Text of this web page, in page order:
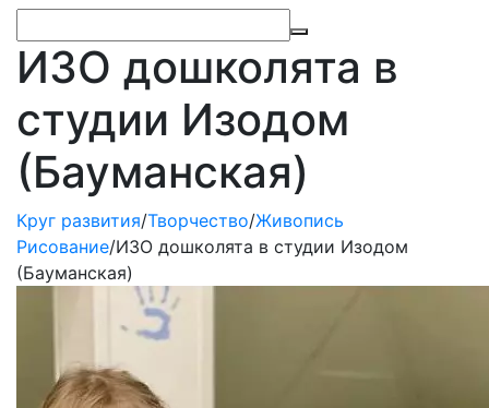
ИЗО дошколята в
студии Изодом
(Бауманская)
Круг развития/Творчество/Живопись
Рисование/ИЗО дошколята в студии Изодом
(Бауманская)